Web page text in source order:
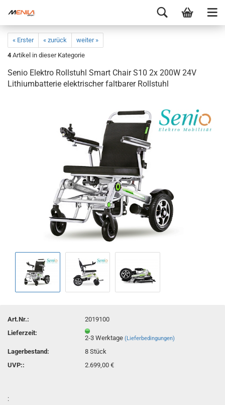
« Erster « zurück
weiter »
4 Artikel in dieser Kategorie
Senio Elektro Rollstuhl Smart Chair S10 2x 200W 24V
Lithiumbatterie elektrischer faltbarer Rollstuhl
Art.Nr.:
2019100
Lieferzeit:
2-3 Werktage(Lieferbedingungen)
Lagerbestand: 8Stück
UVP::
2.699,00 €
: